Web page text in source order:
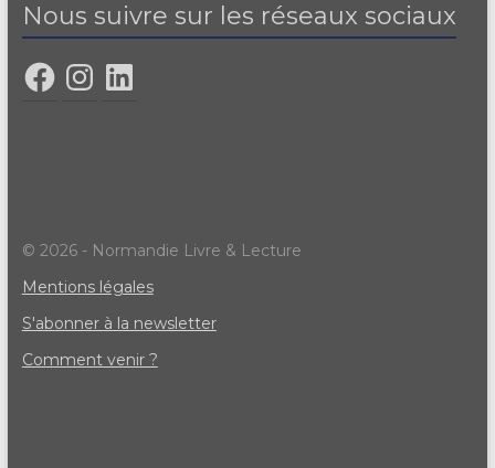
Nous suivre sur les réseaux sociaux
© 2026 - Normandie Livre & Lecture
Mentions légales
S'abonner à la newsletter
Comment venir ?